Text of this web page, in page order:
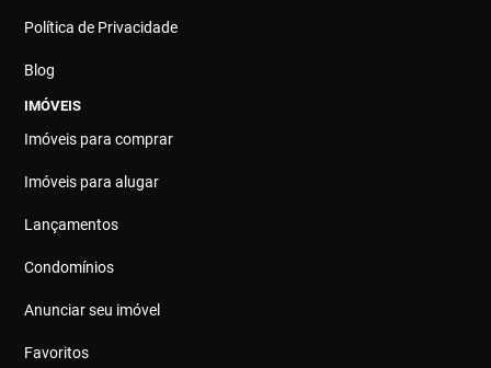
Política de Privacidade
Blog
IMÓVEIS
Imóveis para comprar
Imóveis para alugar
Lançamentos
Condomínios
Anunciar seu imóvel
Favoritos